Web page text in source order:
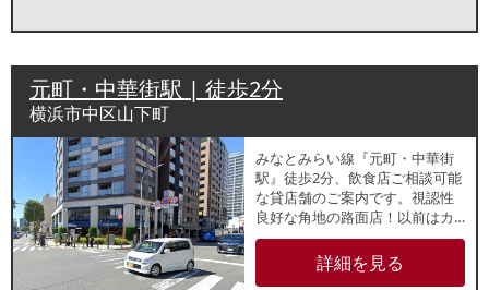
元町・中華街駅 | 徒歩2分
横浜市中区山下町
みなとみらい線『元町・中華街
駅』徒歩2分、飲食店ご相談可能
な貸店舗のご案内です。視認性
良好な角地の路面店！以前はカ
フェが営業していました。内装
レイアウト自由自在なスケルト
ンでの引渡しです。諸条件等、
詳細を見る